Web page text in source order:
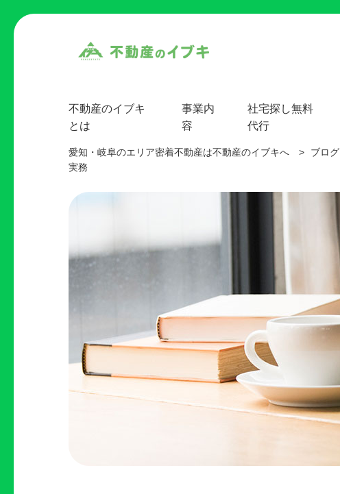
不動産のイブキ
とは
事業内
容
社宅探し無料
代行
愛知・岐阜のエリア密着不動産は不動産のイブキへ > ブログ
実務